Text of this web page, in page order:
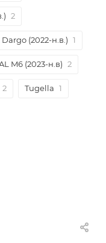
2
Dargo (2022-н.в.) 1
M6 (2023-н.в) 2
2 Tugella 1